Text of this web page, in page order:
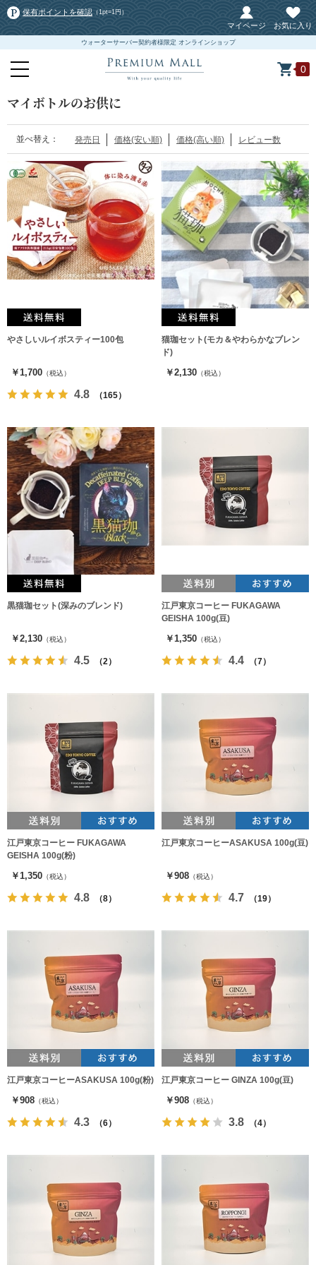
保有ポイントを確認 （1pt=1円）
マイページ お気に入り
ウォーターサーバー契約者様限定 オンラインショップ
0
マイボトルのお供に
並べ替え： 発売日 価格(安い順) 価格(高い順) レビュー数
やさしいルイボスティー100包
￥1,700 （税込）
4.8 （165）
猫珈セット(モカ＆やわらかなブレン
ド)
￥2,130 （税込）
黒猫珈セット(深みのブレンド)
￥2,130 （税込）
4.5 （2）
江戸東京コーヒー FUKAGAWA
GEISHA 100g(豆)
￥1,350 （税込）
4.4 （7）
江戸東京コーヒー FUKAGAWA
GEISHA 100g(粉)
￥1,350 （税込）
4.8 （8）
江戸東京コーヒーASAKUSA 100g(豆)
￥908 （税込）
4.7 （19）
江戸東京コーヒーASAKUSA 100g(粉)
￥908 （税込）
4.3 （6）
江戸東京コーヒー GINZA 100g(豆)
￥908 （税込）
3.8 （4）